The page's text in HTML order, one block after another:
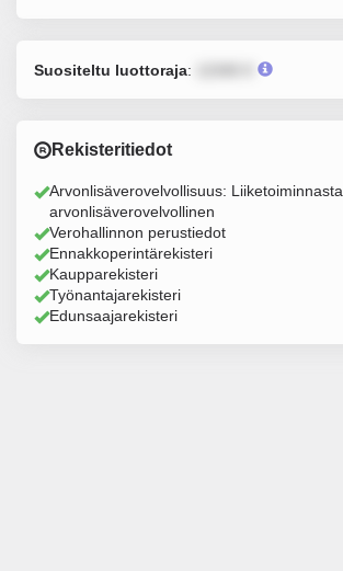
Suositeltu luottoraja:
Rekisteritiedot
Arvonlisäverovelvollisuus: Liiketoiminnasta
arvonlisäverovelvollinen
Verohallinnon perustiedot
Ennakkoperintärekisteri
Kaupparekisteri
Työnantajarekisteri
Edunsaajarekisteri